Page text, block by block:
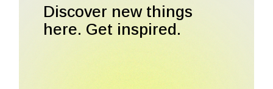
Discover new things
here. Get inspired.